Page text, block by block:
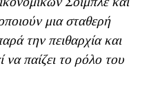
μια σταθερή
την πειθαρχία και
να παίζει το ρόλο του